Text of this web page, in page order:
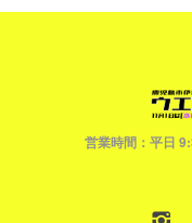
営業時間：平日